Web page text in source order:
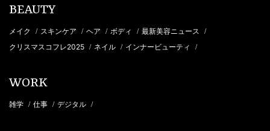
BEAUTY
メイク / スキンケア / ヘア / ボディ / 最新美容ニュース /
クリスマスコフレ2025 / ネイル / インナービューティ /
WORK
雑学 / 仕事 / デジタル /